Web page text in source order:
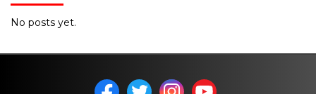
No posts yet.